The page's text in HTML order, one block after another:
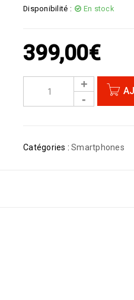
Disponibilité : En stock
399,00€
Catégories : Smartphones